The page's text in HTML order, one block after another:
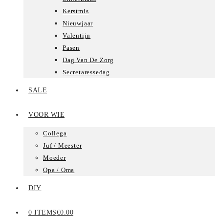
Kerstmis
Nieuwjaar
Valentijn
Pasen
Dag Van De Zorg
Secretaressedag
SALE
VOOR WIE
Collega
Juf / Meester
Moeder
Opa / Oma
DIY
0 ITEMS€0.00